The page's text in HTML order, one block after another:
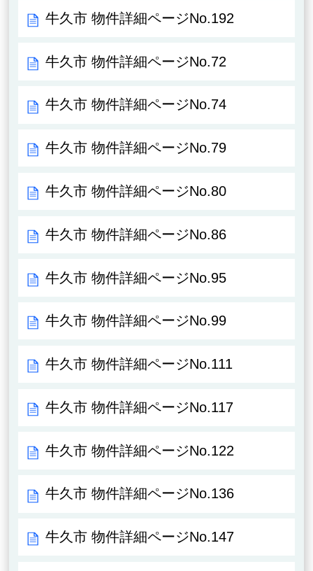
牛久市 物件詳細ページNo.192
牛久市 物件詳細ページNo.72
牛久市 物件詳細ページNo.74
牛久市 物件詳細ページNo.79
牛久市 物件詳細ページNo.80
牛久市 物件詳細ページNo.86
牛久市 物件詳細ページNo.95
牛久市 物件詳細ページNo.99
牛久市 物件詳細ページNo.111
牛久市 物件詳細ページNo.117
牛久市 物件詳細ページNo.122
牛久市 物件詳細ページNo.136
牛久市 物件詳細ページNo.147